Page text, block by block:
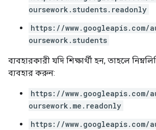
oursework.students.readonly
https://www.googleapis.com/
oursework.students
ব্যবহারকারী যদি শিক্ষার্থী হন, তাহলে
ব্যবহার করুন:
https://www.googleapis.com/
oursework.me.readonly
https://www.googleapis.com/